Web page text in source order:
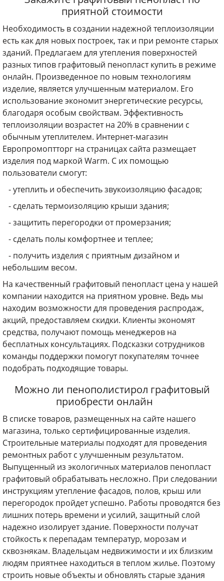
приятной стоимости
Необходимость в создании надежной теплоизоляции
есть как для новых построек, так и при ремонте старых
зданий. Предлагаем для утепления поверхностей
разных типов графитовый пенопласт купить в режиме
онлайн. Произведенное по новым технологиям
изделие, является улучшенным материалом. Его
использование экономит энергетические ресурсы,
благодаря особым свойствам. Эффективность
теплоизоляции возрастет на 20% в сравнении с
обычным утеплителем. Интернет-магазин
Европромоптторг на страницах сайта размещает
изделия под маркой Warm. С их помощью
пользователи смогут:
- утеплить и обеспечить звукоизоляцию фасадов;
- сделать термоизоляцию крыши здания;
- защитить перегородки от промерзания;
- сделать полы комфортнее и теплее;
- получить изделия с приятным дизайном и
небольшим весом.
На качественный графитовый пенопласт цена у нашей
компании находится на приятном уровне. Ведь мы
находим возможности для проведения распродаж,
акций, предоставляем скидки. Клиенты экономят
средства, получают помощь менеджеров на
бесплатных консультациях. Подсказки сотрудников
команды поддержки помогут покупателям точнее
подобрать подходящие товары.
Можно ли пенополистирол графитовый
приобрести онлайн
В списке товаров, размещенных на сайте нашего
магазина, только сертифицированные изделия.
Строительные материалы подходят для проведения
ремонтных работ с улучшенным результатом.
Выпущенный из экологичных материалов пенопласт
графитовый обрабатывать несложно. При следовании
инструкциям утепление фасадов, полов, крыш или
перегородок пройдет успешно. Работы проводятся без
лишних потерь времени и усилий, защитный слой
надежно изолирует здание. Поверхности получат
стойкость к перепадам температур, морозам и
сквознякам. Владельцам недвижимости и их близким
людям приятнее находиться в теплом жилье. Поэтому
строить новые объекты и обновлять старые здания